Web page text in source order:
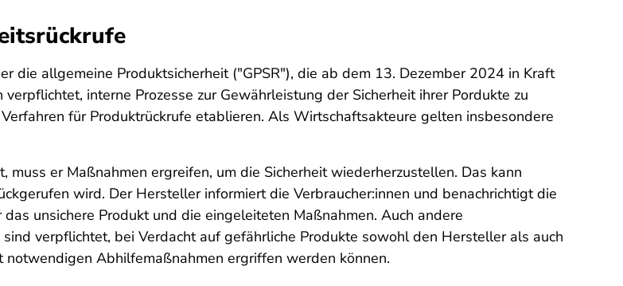
die allgemeine Produktsicherheit ("GPSR"), die ab dem 13. Dezember 2024 in Kraft
interne Prozesse zur Gewährleistung der Sicherheit ihrer Pordukte zu
für Produktrückrufe etablieren. Als Wirtschaftsakteure gelten insbesondere
er Maßnahmen ergreifen, um die Sicherheit wiederherzustellen. Das kann
wird. Der Hersteller informiert die Verbraucher:innen und benachrichtigt die
unsichere Produkt und die eingeleiteten Maßnahmen. Auch andere
verpflichtet, bei Verdacht auf gefährliche Produkte sowohl den Hersteller als auch
Abhilfemaßnahmen ergriffen werden können.